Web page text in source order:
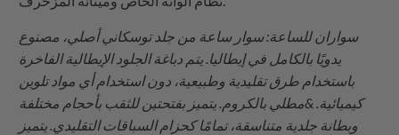
سواران للساعة: سوار ساعة من جلد توسكاني أصلي، مصنوع
يدويًا بالكامل في إيطاليا. يتم دباغة الجلود الإيطالية الفاخرة
باستخدام طرق تقليدية وطبيعية، دون استخدام أي مواد تلوين
كيميائية. &مطلي بالكروم. يتميز بفتحتين للثقب بأحجام مختلفة
وبطانة جلدية متناسقة، تمامًا كحزام السباقات التقليدي. يتميز